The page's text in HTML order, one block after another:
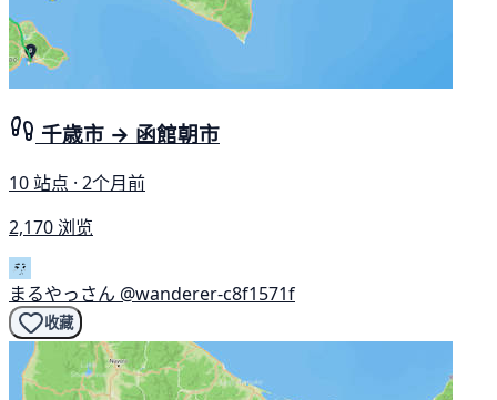
千歳市 → 函館朝市
10 站点 · 2个月前
2,170 浏览
まるやっさん @wanderer-c8f1571f
收藏